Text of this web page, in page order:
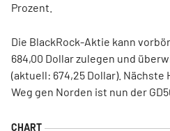
Prozent.
Die BlackRock-Aktie kann
684,00 Dollar zulegen und
(aktuell: 674,25 Dollar).
Weg gen Norden ist nun der